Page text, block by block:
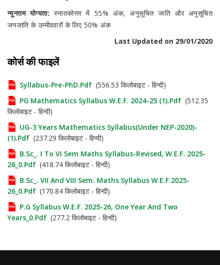
न्यूनतम योग्यता: स्नातकोत्तर में 55% अंक, अनुसूचित जाति और अनुसूचित
जनजाति के उम्मीदवारों के लिए 50% अंक
Last Updated on 29/01/2020
कोर्स की फाइलें
Syllabus-Pre-PhD.pdf (556.53 किलोबाइट - हिन्दी)
PG Mathematics Syllabus W.e.f. 2024-25 (1).pdf (512.35
किलोबाइट - हिन्दी)
UG-3 Years Mathematics Syllabus(Under NEP-2020)-
(1).pdf (237.29 किलोबाइट - हिन्दी)
B.Sc_. I To VI Sem Maths Syllabus-Revised, W.e.f. 2025-
26_0.pdf (418.74 किलोबाइट - हिन्दी)
B.Sc_. VII And VIII Sem. Maths Syllabus W.e.f.2025-
26_0.pdf (170.84 किलोबाइट - हिन्दी)
P.G Syllabus W.e.f. 2025-26, One Year And Two
Years_0.pdf (277.2 किलोबाइट - हिन्दी)